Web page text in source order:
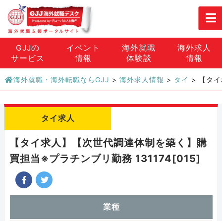
GJJの
サービス
イベント
情報
海外就職
体験談
海外求人
情報
海外就職・海外転職ならGJJ > 海外求人情報 > タイ > 【タ
タイ求人
【タイ求人】【次世代調達体制を築く】購
買担当※プラチンブリ勤務 131174[015]
業種